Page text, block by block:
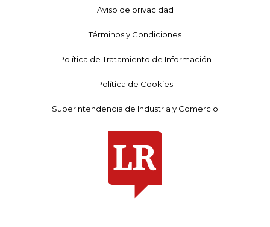
Aviso de privacidad
Términos y Condiciones
Política de Tratamiento de Información
Política de Cookies
Superintendencia de Industria y Comercio